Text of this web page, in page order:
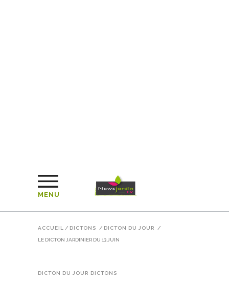
MENU
ACCUEIL / DICTONS / DICTON DU JOUR /
LE DICTON JARDINIER DU 13 JUIN
DICTON DU JOUR DICTONS